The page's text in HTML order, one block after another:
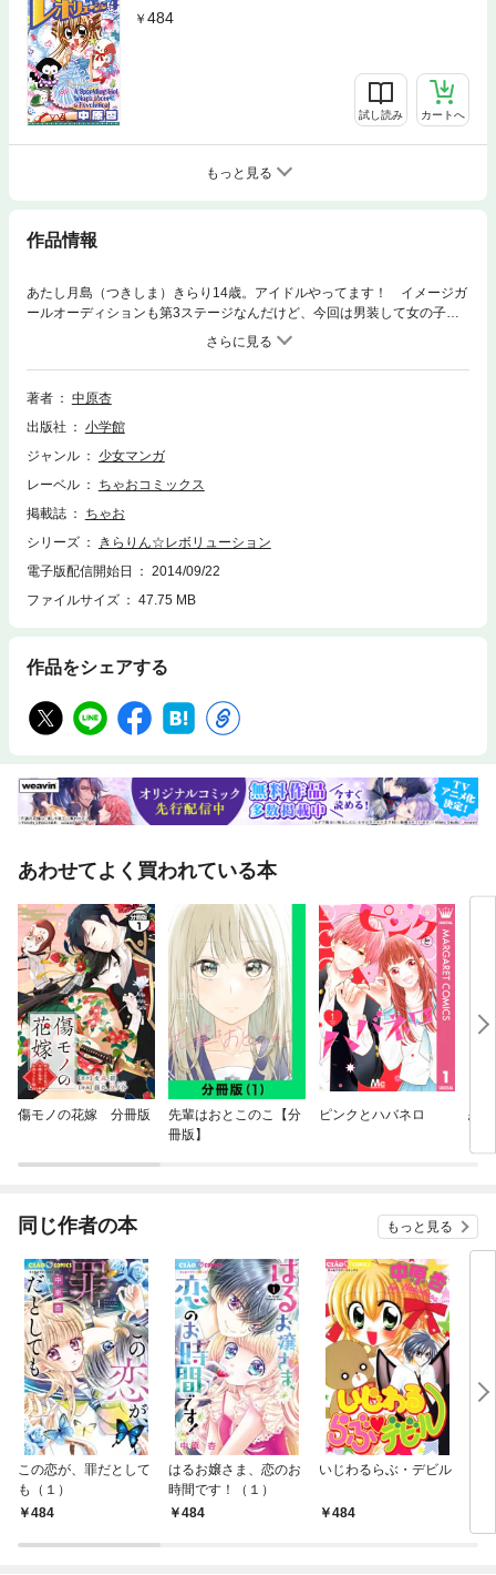
484
試し読み カートへ
もっと見る
作品情報
あたし月島（つきしま）きらり14歳。アイドルやってます！ イメージガ
ールオーディションも第3ステージなんだけど、今回は男装して女の子を
エスコートすること。でも女の子をドキドキさせるなんてわかんないよ
～！？ ついに伝説のアイドルラブコメディー、感動の最終巻！！
著者
中原杏
出版社
小学館
ジャンル
少女マンガ
レーベル
ちゃおコミックス
掲載誌
ちゃお
シリーズ
きらりん☆レボリューション
電子版配信開始日
2014/09/22
ファイルサイズ
47.75 MB
作品をシェアする
あわせてよく買われている本
傷モノの花嫁 分冊版
先輩はおとこのこ【分
冊版】
ピンクとハバネロ 恋
同じ作者の本 もっと見る
この恋が、罪だとして
も（１）
484
はるお嬢さま、恋のお
時間です！（１）
484
いじわるらぶ・デビル
484